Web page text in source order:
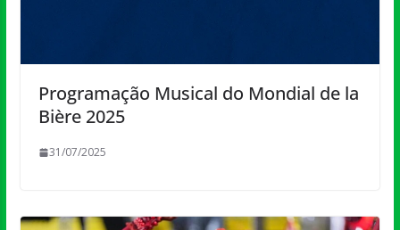
Programação Musical do Mondial de la
Bière 2025
31/07/2025